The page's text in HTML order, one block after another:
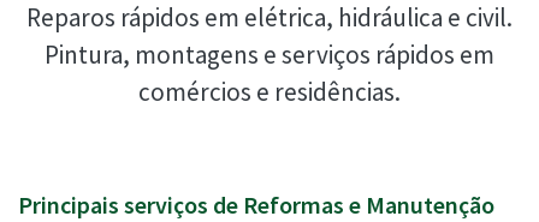
Reparos rápidos em elétrica, hidráulica e civil.
Pintura, montagens e serviços rápidos em
comércios e residências.
Principais serviços de Reformas e Manutenção